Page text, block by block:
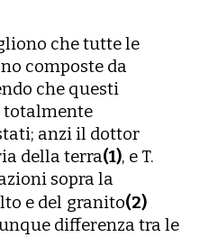
che tutte le
composte da
che questi
totalmente
anzi il dottor
della terra(1), e T.
sopra la
e del granito(2)
differenza tra le